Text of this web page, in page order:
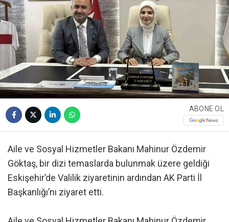
ABONE OL
Aile ve Sosyal Hizmetler Bakanı Mahinur Özdemir
Göktaş, bir dizi temaslarda bulunmak üzere geldiği
Eskişehir’de Valilik ziyaretinin ardından AK Parti İl
Başkanlığı’nı ziyaret etti.